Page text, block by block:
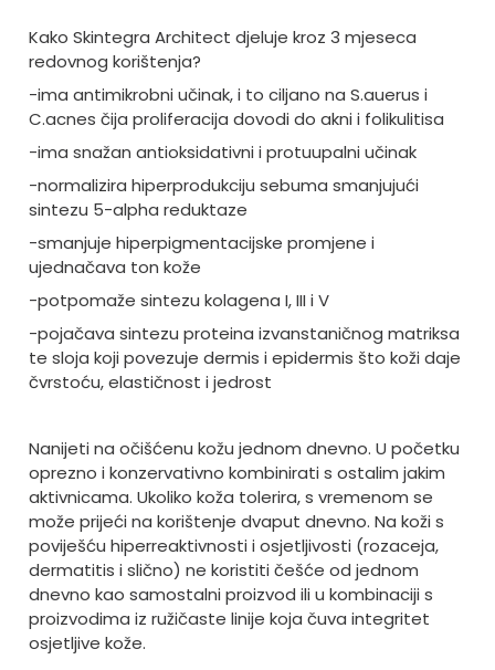
Kako Skintegra Architect djeluje kroz 3 mjeseca
redovnog korištenja?
-ima antimikrobni učinak, i to ciljano na S.auerus i
C.acnes čija proliferacija dovodi do akni i folikulitisa
-ima snažan antioksidativni i protuupalni učinak
-normalizira hiperprodukciju sebuma smanjujući
sintezu 5-alpha reduktaze
-smanjuje hiperpigmentacijske promjene i
ujednačava ton kože
-potpomaže sintezu kolagena I, III i V
-pojačava sintezu proteina izvanstaničnog matriksa
te sloja koji povezuje dermis i epidermis što koži daje
čvrstoću, elastičnost i jedrost
Nanijeti na očišćenu kožu jednom dnevno. U početku
oprezno i konzervativno kombinirati s ostalim jakim
aktivnicama. Ukoliko koža tolerira, s vremenom se
može prijeći na korištenje dvaput dnevno. Na koži s
poviješću hiperreaktivnosti i osjetljivosti (rozaceja,
dermatitis i slično) ne koristiti češće od jednom
dnevno kao samostalni proizvod ili u kombinaciji s
proizvodima iz ružičaste linije koja čuva integritet
osjetljive kože.